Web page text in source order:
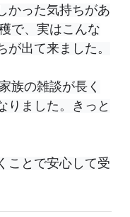
かった気持ちがあ
で、実はこんな
出て来ました。
りました。きっと
ことで安心して受